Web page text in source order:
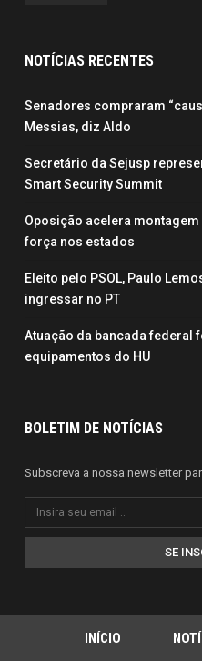
NOTÍCIAS RECENTES
Senadores compraram
Messias, diz Aldo
Secretário da Sejusp
Smart Security Summit
Oposição acelera
força nos estados
Eleito pelo PSOL, Paulo
ingressar no PT
Atuação da bancada federal
equipamentos do HU
BOLETIM DE NOTÍCIAS
Subscreva a nossa newsletter
SE
INÍCIO